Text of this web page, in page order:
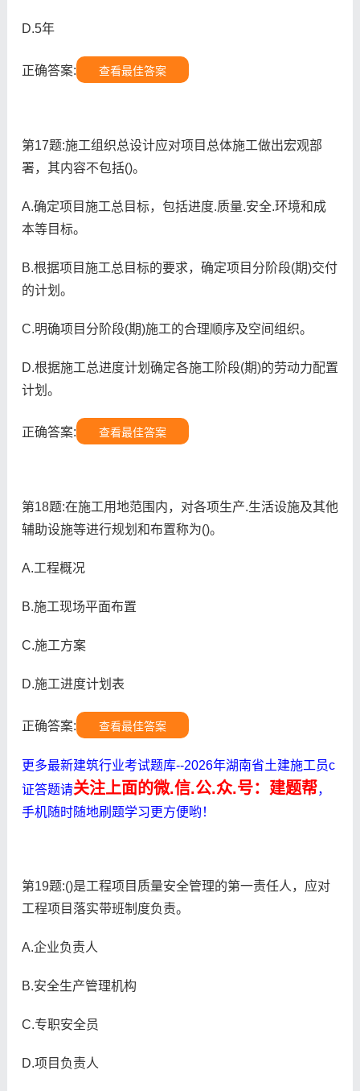
D.5年
正确答案: 查看最佳答案
第17题:施工组织总设计应对项目总体施工做出宏观部
署，其内容不包括()。
A.确定项目施工总目标，包括进度.质量.安全.环境和成
本等目标。
B.根据项目施工总目标的要求，确定项目分阶段(期)交付
的计划。
C.明确项目分阶段(期)施工的合理顺序及空间组织。
D.根据施工总进度计划确定各施工阶段(期)的劳动力配置
计划。
正确答案: 查看最佳答案
第18题:在施工用地范围内，对各项生产.生活设施及其他
辅助设施等进行规划和布置称为()。
A.工程概况
B.施工现场平面布置
C.施工方案
D.施工进度计划表
正确答案: 查看最佳答案
更多最新建筑行业考试题库--2026年湖南省土建施工员c
证答题请关注上面的微.信.公.众.号：建题帮，
手机随时随地刷题学习更方便哟！
第19题:()是工程项目质量安全管理的第一责任人，应对
工程项目落实带班制度负责。
A.企业负责人
B.安全生产管理机构
C.专职安全员
D.项目负责人